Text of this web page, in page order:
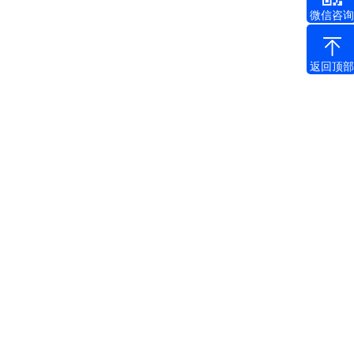
微信咨询
返回顶部